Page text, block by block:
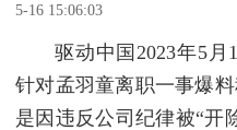
5-16 15:06:03
驱动中国2023年5
针对孟羽童离职一事爆
是因违反公司纪律被“开